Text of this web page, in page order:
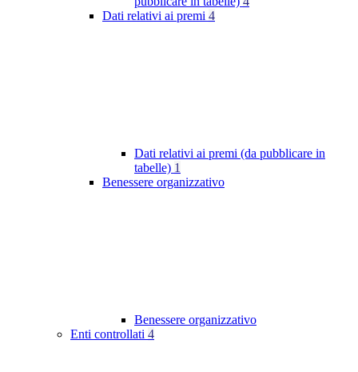
Dati relativi ai premi 4
Dati relativi ai premi (da pubblicare in
tabelle) 1
Benessere organizzativo
Benessere organizzativo
Enti controllati 4